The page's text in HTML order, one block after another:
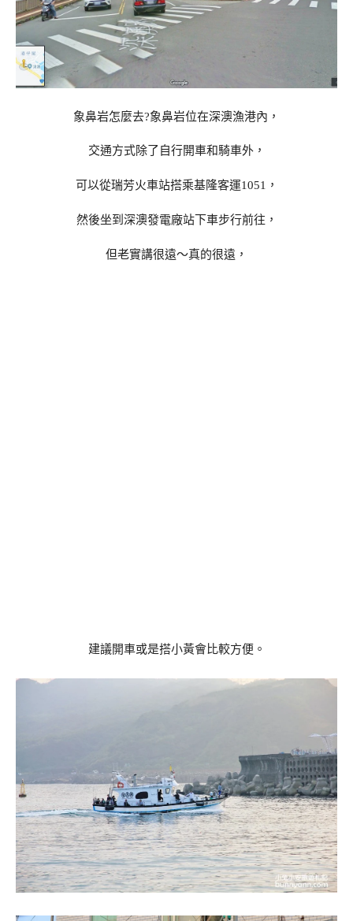
象鼻岩怎麼去?象鼻岩位在深澳漁港內，
交通方式除了自行開車和騎車外，
可以從瑞芳火車站搭乘基隆客運1051，
然後坐到深澳發電廠站下車步行前往，
但老實講很遠～真的很遠，
建議開車或是搭小黃會比較方便。